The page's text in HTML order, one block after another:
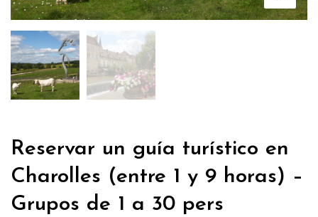
Reservar un guía turístico en
Charolles (entre 1 y 9 horas) –
Grupos de 1 a 30 pers